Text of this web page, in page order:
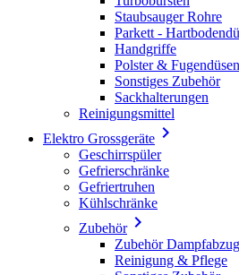
Staubsauger Rohre
Parkett -
Handgriffe
Polster & Fugendüsen
Sonstiges Zubehör
Sackhalterungen
Reinigungsmittel
Elektro Grossgeräte 
Geschirrspüler
Gefrierschränke
Gefriertruhen
Kühlschränke
Zubehör
Zubehör Dampfabzug
Reinigung & Pflege